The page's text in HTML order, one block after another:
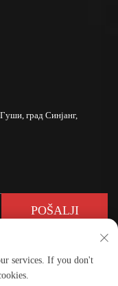
град Синјанг,
POŠALJI
services. If you don't